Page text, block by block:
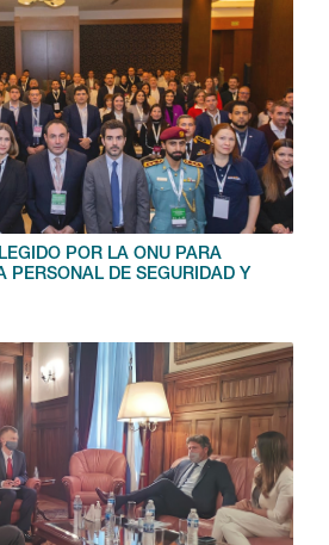
POR LA ONU PARA
PERSONAL DE SEGURIDAD Y